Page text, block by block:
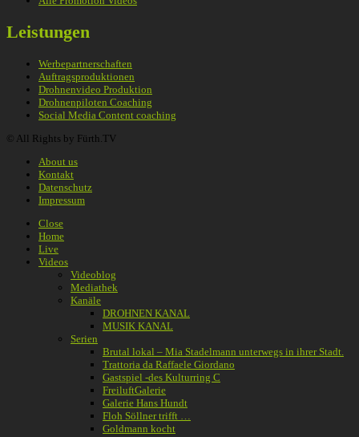
Leistungen
Werbepartnerschaften
Auftragsproduktionen
Drohnenvideo Produktion
Drohnenpiloten Coaching
Social Media Content coaching
© All Rights by Fürth.TV
About us
Kontakt
Datenschutz
Impressum
Close
Home
Live
Videos
Videoblog
Mediathek
Kanäle
DROHNEN KANAL
MUSIK KANAL
Serien
Brutal lokal – Mia Stadelmann unterwegs in ihrer Stadt.
Trattoria da Raffaele Giordano
Gastspiel -des Kulturring C
FreiluftGalerie
Galerie Hans Hundt
Floh Söllner trifft …
Goldmann kocht